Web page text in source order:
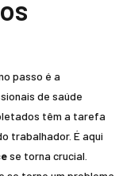
passo é a
de saúde
têm a tarefa
trabalhador. É aqui
se torna crucial.